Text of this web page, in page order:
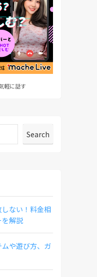
軽に話す
Search
ない！料金相
解説
や遊び方、ガ